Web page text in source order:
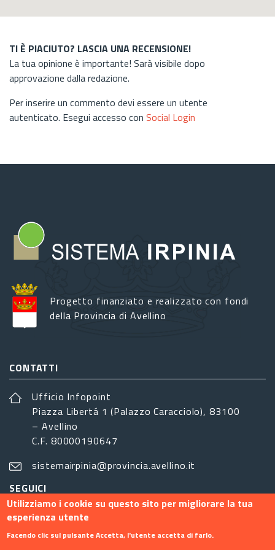
TI È PIACIUTO? LASCIA UNA RECENSIONE!
La tua opinione è importante! Sarà visibile dopo
approvazione dalla redazione.
Per inserire un commento devi essere un utente
autenticato. Esegui accesso con Social Login
Progetto finanziato e realizzato con fondi
della Provincia di Avellino
CONTATTI
Ufficio Infopoint
Piazza Libertá 1 (Palazzo Caracciolo), 83100
– Avellino
C.F. 80000190647
sistemairpinia@provincia.avellino.it
SEGUICI
Utilizziamo i cookie su questo sito per migliorare la tua
esperienza utente
Facendo clic sul pulsante Accetta, l'utente accetta di farlo.